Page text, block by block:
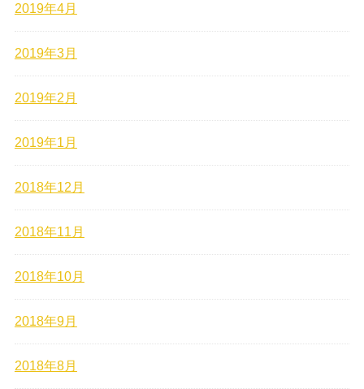
2019年4月
2019年3月
2019年2月
2019年1月
2018年12月
2018年11月
2018年10月
2018年9月
2018年8月